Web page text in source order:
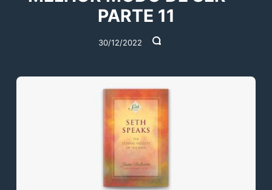
PARTE 11
30/12/2022